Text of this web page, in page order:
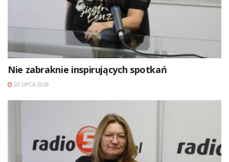
Nie zabraknie inspirujących spotkań
20 LIPCA 2026